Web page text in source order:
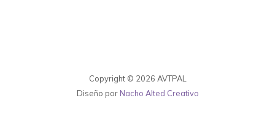
Copyright © 2026 AVTPAL
Diseño por Nacho Alted Creativo